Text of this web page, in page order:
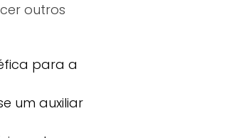
outros
para a
um auxiliar